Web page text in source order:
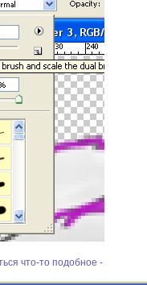
что-то подобное -